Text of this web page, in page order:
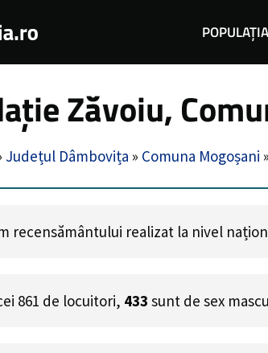
Zăvoiu,
Județul Dâmbovița » Comuna Mogoșani »
recensământului realizat la nivel
861 de locuitori, 433 sunt de sex